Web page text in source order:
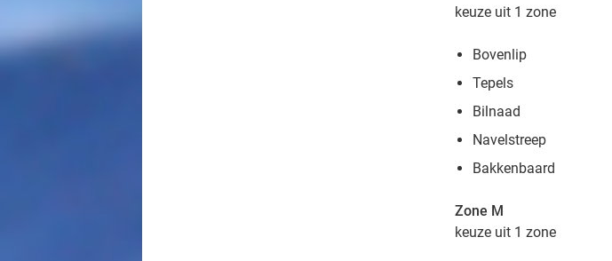
keuze uit 1 zone
Bovenlip
Tepels
Bilnaad
Navelstreep
Bakkenbaard
Zone M
keuze uit 1 zone